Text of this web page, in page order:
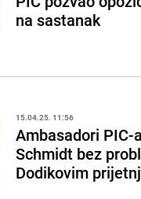
na sastanak
15.04.25. 11:56
Ambasadori
Schmidt bez
Dodikovim